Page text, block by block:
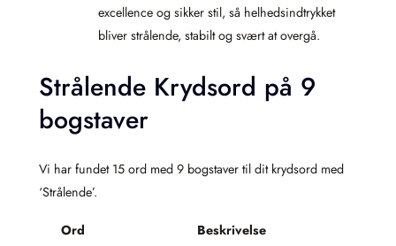
excellence og sikker stil, så helhedsindtrykket
bliver strålende, stabilt og svært at overgå.
Strålende Krydsord på 9
bogstaver
Vi har fundet 15 ord med 9 bogstaver til dit krydsord med
‘Strålende’.
Ord Beskrivelse